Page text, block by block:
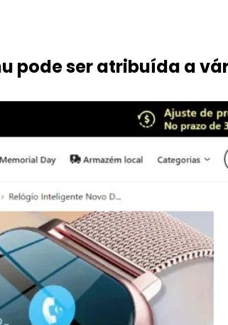
pode ser atribuída a